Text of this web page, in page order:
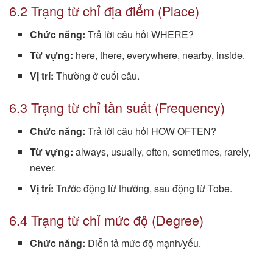
6.2 Trạng từ chỉ địa điểm (Place)
Chức năng: Trả lời câu hỏi WHERE?
Từ vựng: here, there, everywhere, nearby, inside.
Vị trí: Thường ở cuối câu.
6.3 Trạng từ chỉ tần suất (Frequency)
Chức năng: Trả lời câu hỏi HOW OFTEN?
Từ vựng: always, usually, often, sometimes, rarely,
never.
Vị trí: Trước động từ thường, sau động từ Tobe.
6.4 Trạng từ chỉ mức độ (Degree)
Chức năng: Diễn tả mức độ mạnh/yếu.